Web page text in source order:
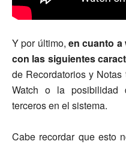
Y por último, en cuanto a
con las siguientes
de Recordatorios y
Watch o la posibilidad
terceros en el sistema.
Cabe recordar que esto